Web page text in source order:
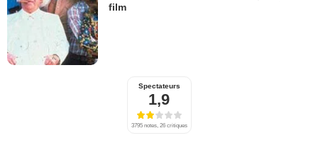
film
Spectateurs
1,9
3795 notes, 26 critiques